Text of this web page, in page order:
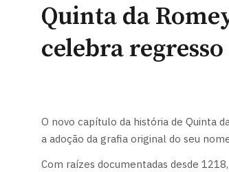
Quinta da
celebra
O novo capítulo da história de Quinta
a adoção da grafia original do seu
Com raízes documentadas desde